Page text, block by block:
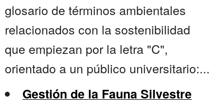
glosario de términos ambientales
relacionados con la sostenibilidad
que empiezan por la letra "C",
orientado a un público universitario:...
Gestión de la Fauna Silvestre